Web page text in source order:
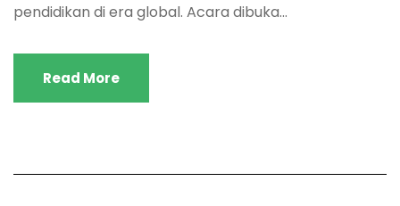
pendidikan di era global. Acara dibuka...
Read More